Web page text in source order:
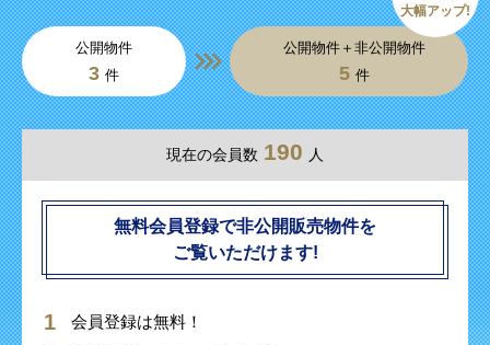
公開物件
3 件
公開物件＋非公開物件
5 件
大幅アップ!
現在の会員数 190 人
無料会員登録で非公開販売物件を
ご覧いただけます!
会員登録は無料！